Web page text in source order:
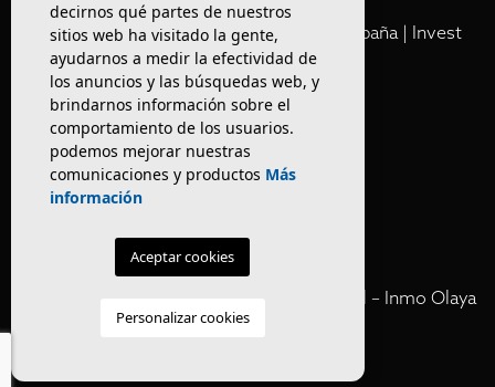
Cartera Privada de Activos Hoteleros en España | Invest
Inmo Olaya
Venta de edificios
Comprar restaurante en Barcelona
Negocios en rentabilidad en Barcelona
Vender Hotel en España | Venta Confidencial – Inmo Olaya
decirnos qué partes de nuestros
sitios web ha visitado la gente,
ayudarnos a medir la efectividad de
los anuncios y las búsquedas web, y
brindarnos información sobre el
comportamiento de los usuarios.
podemos mejorar nuestras
comunicaciones y productos Más
información
Aceptar cookies
Personalizar cookies